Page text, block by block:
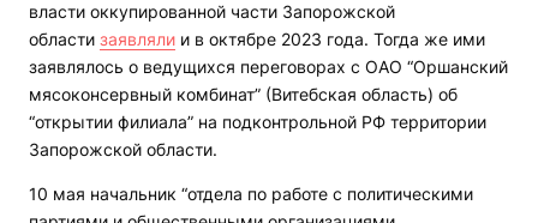
власти оккупированной части Запорожской
области заявляли и в октябре 2023 года. Тогда же ими
заявлялось о ведущихся переговорах с ОАО “Оршанский
мясоконсервный комбинат” (Витебская область) об
“открытии филиала” на подконтрольной РФ территории
Запорожской области.
10 мая начальник “отдела по работе с политическими